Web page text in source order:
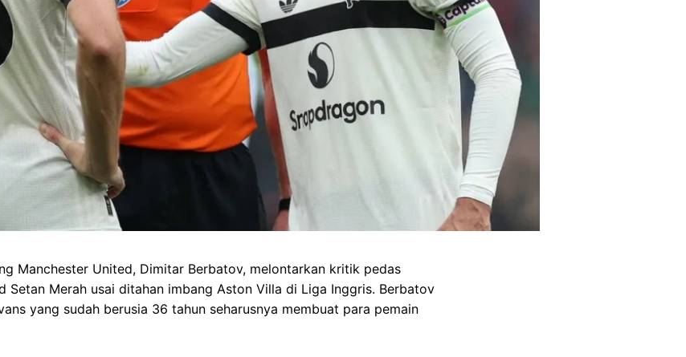
Manchester United, Dimitar Berbatov, melontarkan kritik pedas
Setan Merah usai ditahan imbang Aston Villa di Liga Inggris. Berbatov
yang sudah berusia 36 tahun seharusnya membuat para pemain